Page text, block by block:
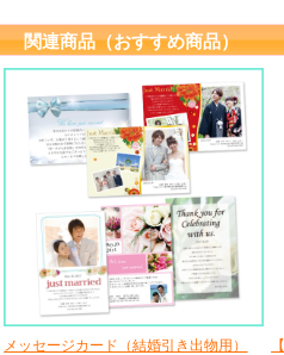
関連商品（おすすめ商品）
メッセージカード（結婚引き出物用）